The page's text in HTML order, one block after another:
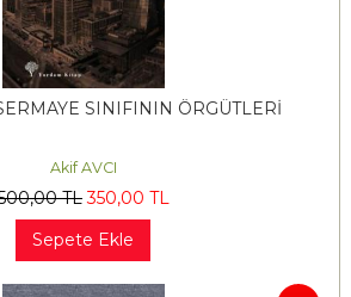
SINIFININ ÖRGÜTLERİ
Akif AVCI
,00TL 350,00 TL
Sepete Ekle